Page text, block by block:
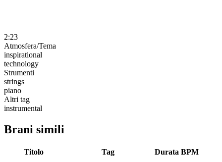
2:23
Atmosfera/Tema
inspirational
technology
Strumenti
strings
piano
Altri tag
instrumental
Brani simili
Titolo Tag Durata BPM